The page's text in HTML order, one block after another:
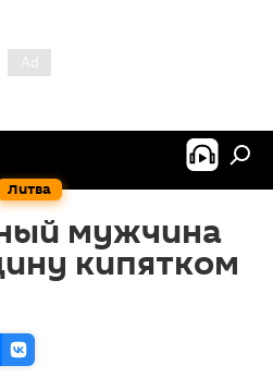
Литва
мужчина
кипятком